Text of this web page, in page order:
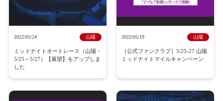
2022/05/24 山陽
ミッドナイトオートレース（山陽・
5/25～5/27）【展望】をアップしま
した
2022/05/19 山陽
［公式ファンクラブ］5/25-27 山陽
ミッドナイトマイルキャンペーン